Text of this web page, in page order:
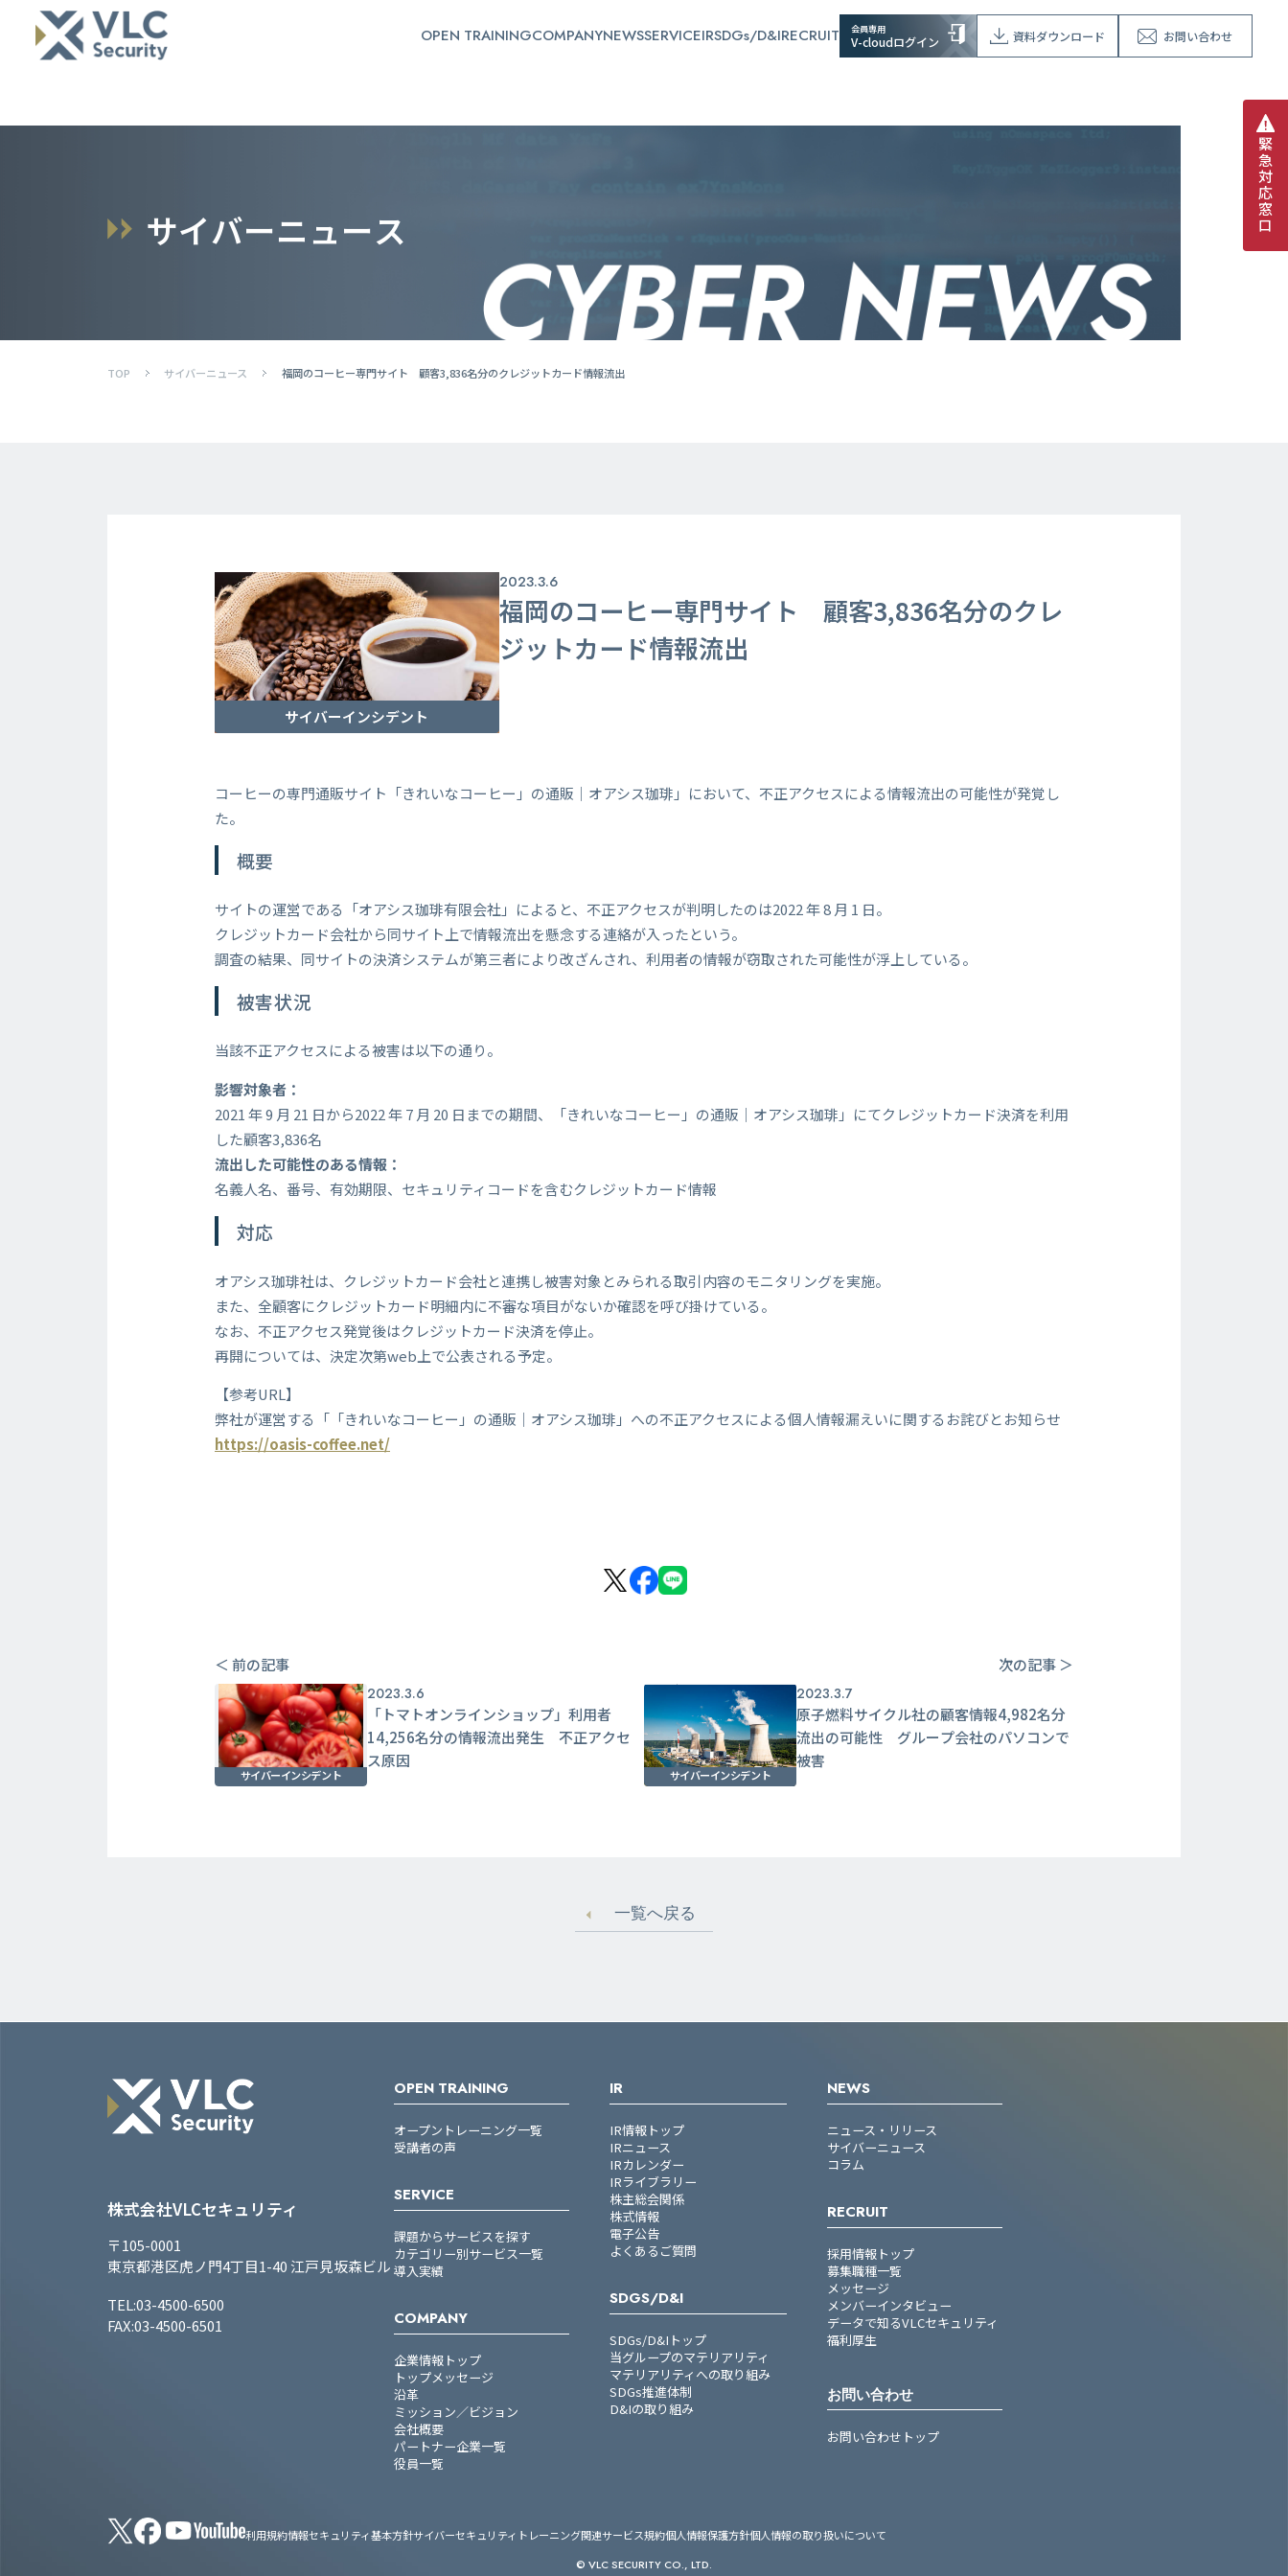
OPEN TRAININGCOMPANYNEWSSERVICEIRSDGs/D&IRECRUIT 会員専用
V-cloudログイン 資料ダウンロード お問い合わせ
緊
急
対
応
窓
口
サイバーニュース
TOP サイバーニュース 福岡のコーヒー専門サイト 顧客3,836名分のクレジットカード情報流出
サイバーインシデント
2023.3.6
福岡のコーヒー専門サイト 顧客3,836名分のクレ
ジットカード情報流出
コーヒーの専門通販サイト「きれいなコーヒー」の通販｜オアシス珈琲」において、不正アクセスによる情報流出の可能性が発覚し
た。
概要
サイトの運営である「オアシス珈琲有限会社」によると、不正アクセスが判明したのは2022 年 8 月 1 日。
クレジットカード会社から同サイト上で情報流出を懸念する連絡が入ったという。
調査の結果、同サイトの決済システムが第三者により改ざんされ、利用者の情報が窃取された可能性が浮上している。
被害状況
当該不正アクセスによる被害は以下の通り。
影響対象者：
2021 年 9 月 21 日から2022 年 7 月 20 日までの期間、「きれいなコーヒー」の通販｜オアシス珈琲」にてクレジットカード決済を利用
した顧客3,836名
流出した可能性のある情報：
名義人名、番号、有効期限、セキュリティコードを含むクレジットカード情報
対応
オアシス珈琲社は、クレジットカード会社と連携し被害対象とみられる取引内容のモニタリングを実施。
また、全顧客にクレジットカード明細内に不審な項目がないか確認を呼び掛けている。
なお、不正アクセス発覚後はクレジットカード決済を停止。
再開については、決定次第web上で公表される予定。
【参考URL】
弊社が運営する「「きれいなコーヒー」の通販｜オアシス珈琲」への不正アクセスによる個人情報漏えいに関するお詫びとお知らせ
https://oasis-coffee.net/
＜ 前の記事 次の記事 ＞
サイバーインシデント
2023.3.6
「トマトオンラインショップ」利用者
14,256名分の情報流出発生 不正アクセ
ス原因
サイバーインシデント
2023.3.7
原子燃料サイクル社の顧客情報4,982名分
流出の可能性 グループ会社のパソコンで
被害
一覧へ戻る
株式会社VLCセキュリティ
〒105-0001
東京都港区虎ノ門4丁目1-40 江戸見坂森ビル
TEL:03-4500-6500
FAX:03-4500-6501
OPEN TRAINING
オープントレーニング一覧
受講者の声
SERVICE
課題からサービスを探す
カテゴリー別サービス一覧
導入実績
COMPANY
企業情報トップ
トップメッセージ
沿革
ミッション／ビジョン
会社概要
パートナー企業一覧
役員一覧
IR
IR情報トップ
IRニュース
IRカレンダー
IRライブラリー
株主総会関係
株式情報
電子公告
よくあるご質問
SDGS/D&I
SDGs/D&Iトップ
当グループのマテリアリティ
マテリアリティへの取り組み
SDGs推進体制
D&Iの取り組み
NEWS
ニュース・リリース
サイバーニュース
コラム
RECRUIT
採用情報トップ
募集職種一覧
メッセージ
メンバーインタビュー
データで知るVLCセキュリティ
福利厚生
お問い合わせ
お問い合わせトップ
利用規約情報セキュリティ基本方針サイバーセキュリティトレーニング関連サービス規約個人情報保護方針個人情報の取り扱いについて
© VLC SECURITY CO., LTD.